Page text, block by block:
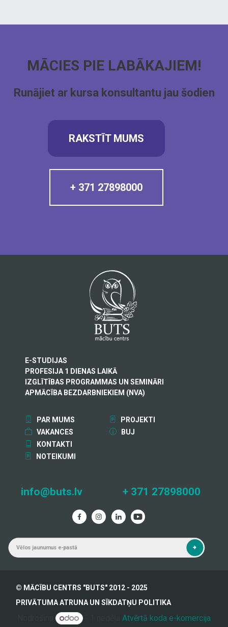
MĀCIES PIE LABĀKAJIEM!
Runājiet ar kursa konsultantu jau šodien
RAKSTĪT MUMS
+ 371 27898000
E-STUDIJAS
PROFESIJA 1 DIENAS LAIKĀ
IZGLĪTĪBAS PROGRAMMAS UN SEMINĀRI
APMĀCĪBA BEZDARBNIEKIEM (NVA)
PAR MUMS
PROJEKTI
VAKANCES
BUJ
KONTAKTI
NOTEIKUMI
info@buts.lv + 371 27898000
© MĀCĪBU CENTRS "BUTS" 2012 - 2025
PRIVĀTUMA ATRUNA UN SĪKDATŅU POLITIKA
- 1 nedēļaAtvērtā koda e-komercija